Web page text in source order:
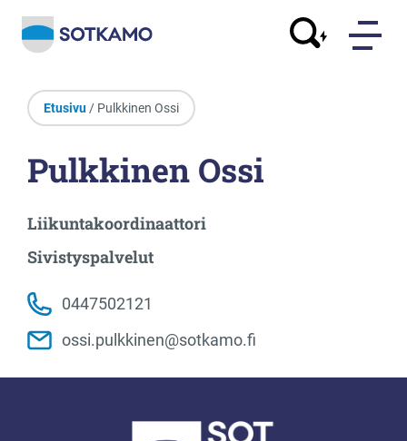
Etusivu / Pulkkinen Ossi
Pulkkinen Ossi
Liikuntakoordinaattori
Sivistyspalvelut
0447502121
ossi.pulkkinen@sotkamo.fi